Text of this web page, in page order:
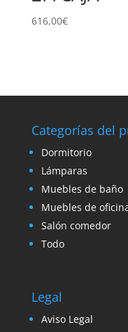
616,00€
Categorías del
Dormitorio
Lámparas
Muebles de baño
Muebles de
Salón comedor
Todo
Legal
Aviso Legal